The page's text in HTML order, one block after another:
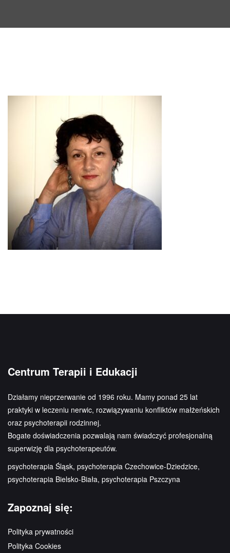
Centrum Terapii i Edukacji
Działamy nieprzerwanie od 1996 roku. Mamy ponad 25 lat
praktyki w leczeniu nerwic, rozwiązywaniu konfliktów małżeńskich
oraz psychoterapii rodzinnej.
Bogate doświadczenia pozwalają nam świadczyć profesjonalną
superwizję dla psychoterapeutów.
psychoterapia Śląsk, psychoterapia Czechowice-Dziedzice,
psychoterapia Bielsko-Biała, psychoterapia Pszczyna
Zapoznaj się:
Polityka prywatności
Polityka Cookies